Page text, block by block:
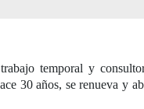
temporal y
30 años, se renueva y